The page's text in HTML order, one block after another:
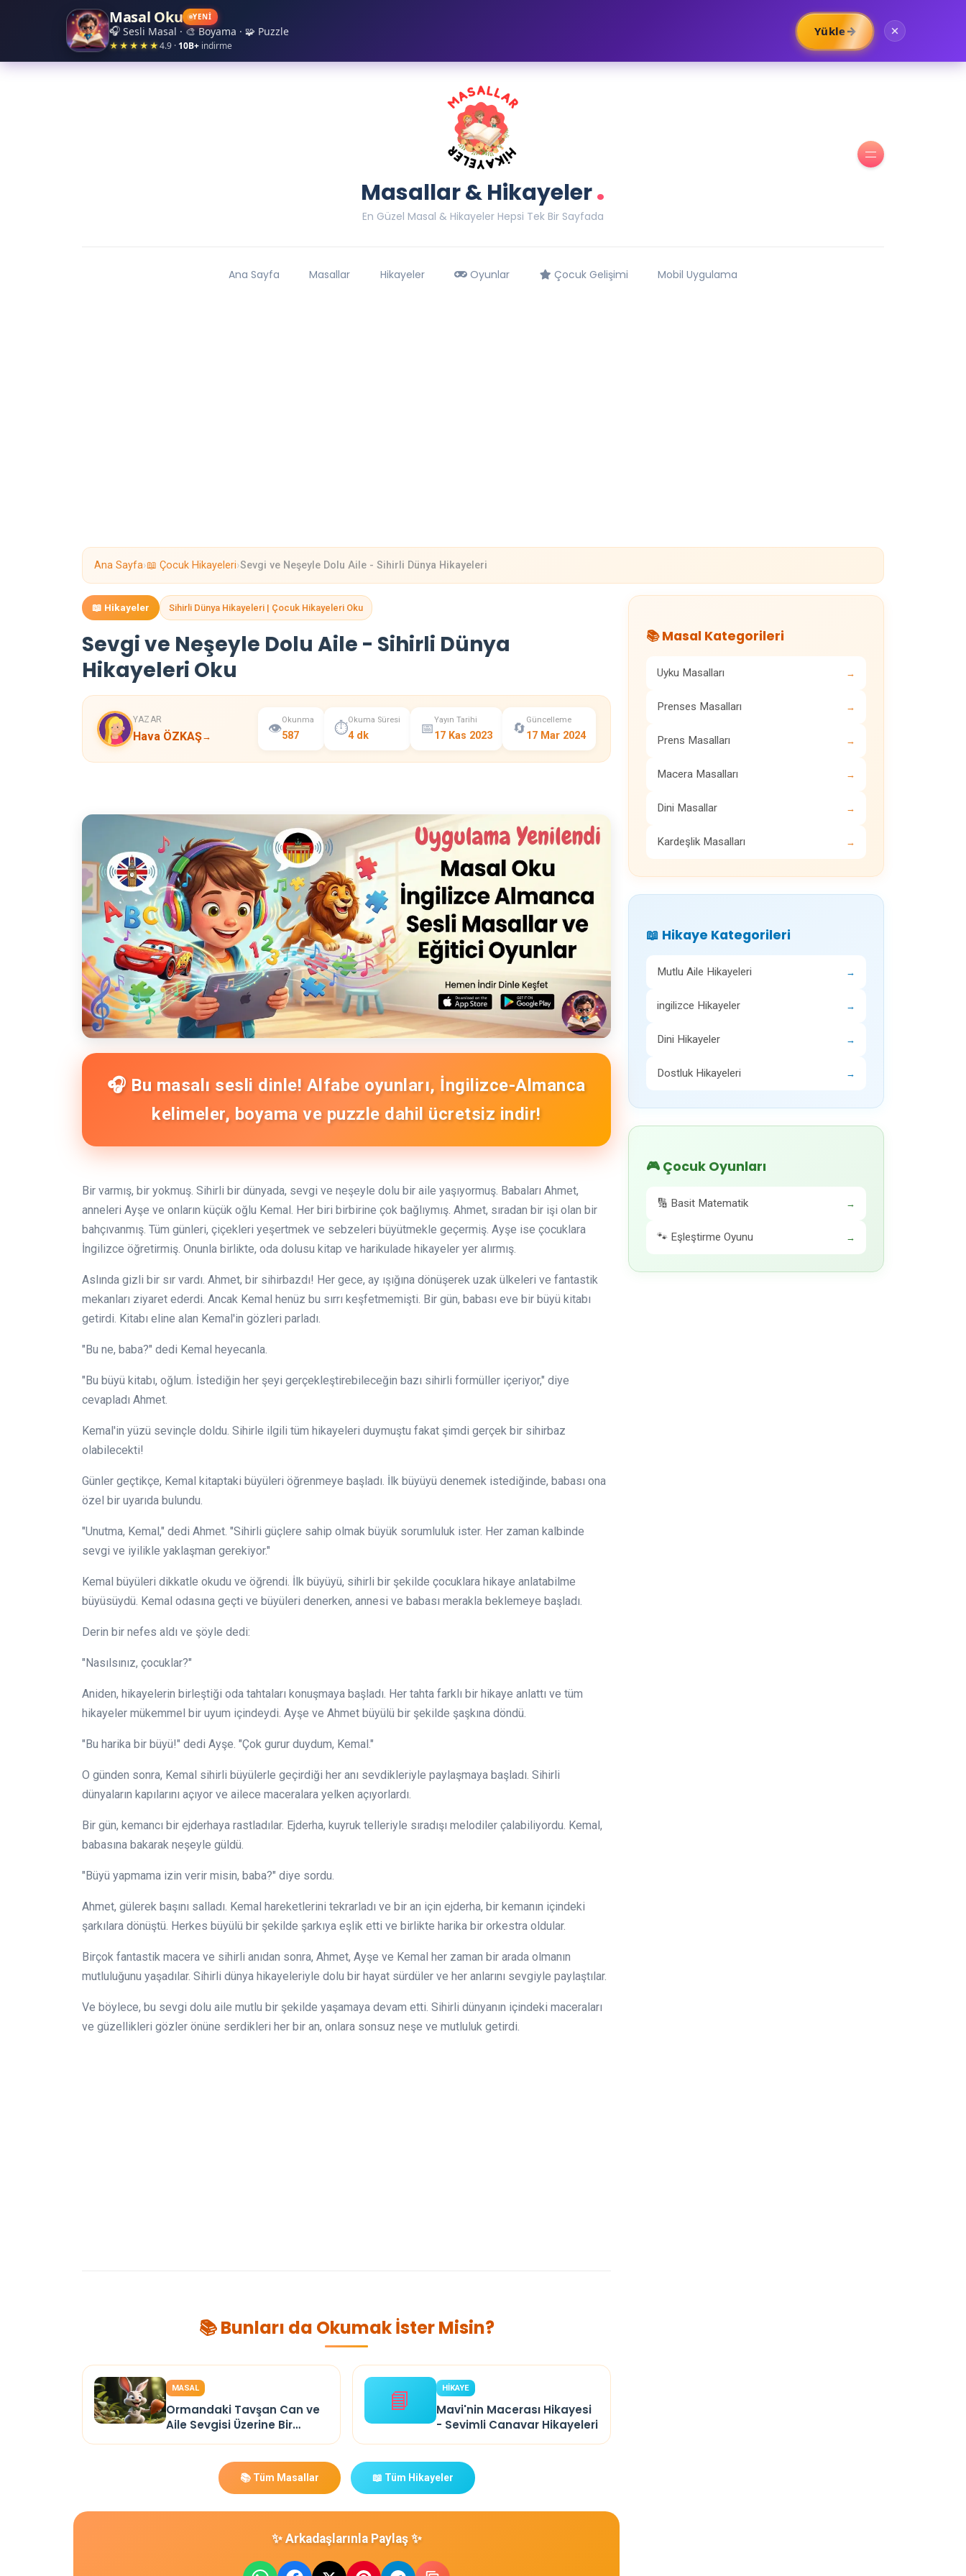
Masal Oku YENİ
🎧 Sesli Masal · 🎨 Boyama · 🧩 Puzzle
★★★★★4.9 · 10B+ indirme
Yükle→
Masallar & Hikayeler.
En Güzel Masal & Hikayeler Hepsi Tek Bir Sayfada
Ana Sayfa Masallar Hikayeler Oyunlar Çocuk Gelişimi Mobil Uygulama
Ana Sayfa›📖 Çocuk Hikayeleri›Sevgi ve Neşeyle Dolu Aile - Sihirli Dünya Hikayeleri
📖 Hikayeler Sihirli Dünya Hikayeleri | Çocuk Hikayeleri Oku
Sevgi ve Neşeyle Dolu Aile - Sihirli Dünya
Hikayeleri Oku
YAZAR
Hava ÖZKAŞ→ 👁️
Okunma
587 ⏱️
Okuma Süresi
4 dk 📅
Yayın Tarihi
17 Kas 2023 🔄
Güncelleme
17 Mar 2024
🎧 Bu masalı sesli dinle! Alfabe oyunları, İngilizce-Almanca
kelimeler, boyama ve puzzle dahil ücretsiz indir!
Bir varmış, bir yokmuş. Sihirli bir dünyada, sevgi ve neşeyle dolu bir aile yaşıyormuş. Babaları Ahmet,
anneleri Ayşe ve onların küçük oğlu Kemal. Her biri birbirine çok bağlıymış. Ahmet, sıradan bir işi olan bir
bahçıvanmış. Tüm günleri, çiçekleri yeşertmek ve sebzeleri büyütmekle geçermiş. Ayşe ise çocuklara
İngilizce öğretirmiş. Onunla birlikte, oda dolusu kitap ve harikulade hikayeler yer alırmış.
Aslında gizli bir sır vardı. Ahmet, bir sihirbazdı! Her gece, ay ışığına dönüşerek uzak ülkeleri ve fantastik
mekanları ziyaret ederdi. Ancak Kemal henüz bu sırrı keşfetmemişti. Bir gün, babası eve bir büyü kitabı
getirdi. Kitabı eline alan Kemal'in gözleri parladı.
"Bu ne, baba?" dedi Kemal heyecanla.
"Bu büyü kitabı, oğlum. İstediğin her şeyi gerçekleştirebileceğin bazı sihirli formüller içeriyor," diye
cevapladı Ahmet.
Kemal'in yüzü sevinçle doldu. Sihirle ilgili tüm hikayeleri duymuştu fakat şimdi gerçek bir sihirbaz
olabilecekti!
Günler geçtikçe, Kemal kitaptaki büyüleri öğrenmeye başladı. İlk büyüyü denemek istediğinde, babası ona
özel bir uyarıda bulundu.
"Unutma, Kemal," dedi Ahmet. "Sihirli güçlere sahip olmak büyük sorumluluk ister. Her zaman kalbinde
sevgi ve iyilikle yaklaşman gerekiyor."
Kemal büyüleri dikkatle okudu ve öğrendi. İlk büyüyü, sihirli bir şekilde çocuklara hikaye anlatabilme
büyüsüydü. Kemal odasına geçti ve büyüleri denerken, annesi ve babası merakla beklemeye başladı.
Derin bir nefes aldı ve şöyle dedi:
"Nasılsınız, çocuklar?"
Aniden, hikayelerin birleştiği oda tahtaları konuşmaya başladı. Her tahta farklı bir hikaye anlattı ve tüm
hikayeler mükemmel bir uyum içindeydi. Ayşe ve Ahmet büyülü bir şekilde şaşkına döndü.
"Bu harika bir büyü!" dedi Ayşe. "Çok gurur duydum, Kemal."
O günden sonra, Kemal sihirli büyülerle geçirdiği her anı sevdikleriyle paylaşmaya başladı. Sihirli
dünyaların kapılarını açıyor ve ailece maceralara yelken açıyorlardı.
Bir gün, kemancı bir ejderhaya rastladılar. Ejderha, kuyruk telleriyle sıradışı melodiler çalabiliyordu. Kemal,
babasına bakarak neşeyle güldü.
"Büyü yapmama izin verir misin, baba?" diye sordu.
Ahmet, gülerek başını salladı. Kemal hareketlerini tekrarladı ve bir an için ejderha, bir kemanın içindeki
şarkılara dönüştü. Herkes büyülü bir şekilde şarkıya eşlik etti ve birlikte harika bir orkestra oldular.
Birçok fantastik macera ve sihirli anıdan sonra, Ahmet, Ayşe ve Kemal her zaman bir arada olmanın
mutluluğunu yaşadılar. Sihirli dünya hikayeleriyle dolu bir hayat sürdüler ve her anlarını sevgiyle paylaştılar.
Ve böylece, bu sevgi dolu aile mutlu bir şekilde yaşamaya devam etti. Sihirli dünyanın içindeki maceraları
ve güzellikleri gözler önüne serdikleri her bir an, onlara sonsuz neşe ve mutluluk getirdi.
📚 Bunları da Okumak İster Misin?
MASAL
Ormandaki Tavşan Can ve
Aile Sevgisi Üzerine Bir
Hikaye
📘 HİKAYE
Mavi'nin Macerası Hikayesi
- Sevimli Canavar Hikayeleri
📚 Tüm Masallar 📖 Tüm Hikayeler
✨ Arkadaşlarınla Paylaş ✨
📚 Masal Kategorileri
Uyku Masalları →
Prenses Masalları →
Prens Masalları →
Macera Masalları →
Dini Masallar →
Kardeşlik Masalları →
📖 Hikaye Kategorileri
Mutlu Aile Hikayeleri →
ingilizce Hikayeler →
Dini Hikayeler →
Dostluk Hikayeleri →
🎮 Çocuk Oyunları
🔢 Basit Matematik →
🐾 Eşleştirme Oyunu →